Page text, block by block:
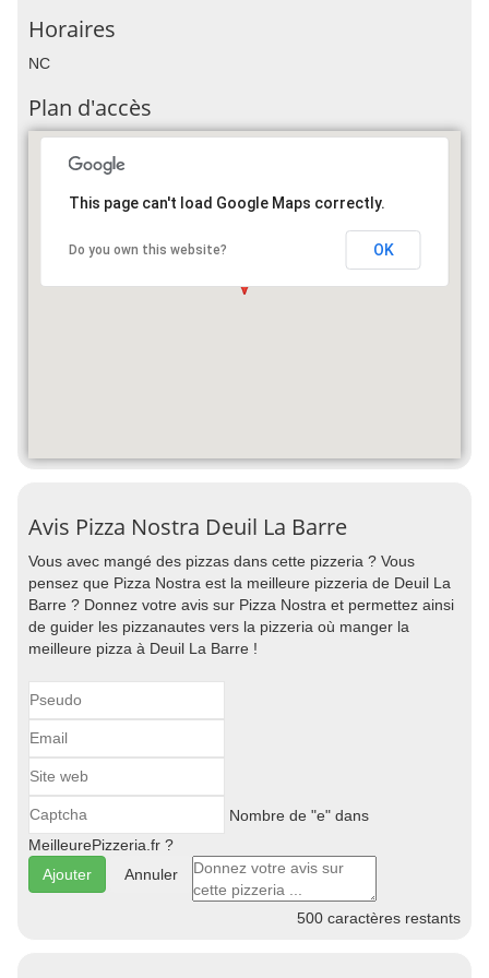
Horaires
NC
Plan d'accès
This page can't load Google Maps correctly.
Do you own this website? OK
Avis Pizza Nostra Deuil La Barre
Vous avec mangé des pizzas dans cette pizzeria ? Vous
pensez que Pizza Nostra est la meilleure pizzeria de Deuil La
Barre ? Donnez votre avis sur Pizza Nostra et permettez ainsi
de guider les pizzanautes vers la pizzeria où manger la
meilleure pizza à Deuil La Barre !
Nombre de "e" dans
MeilleurePizzeria.fr ?
Annuler
500 caractères restants